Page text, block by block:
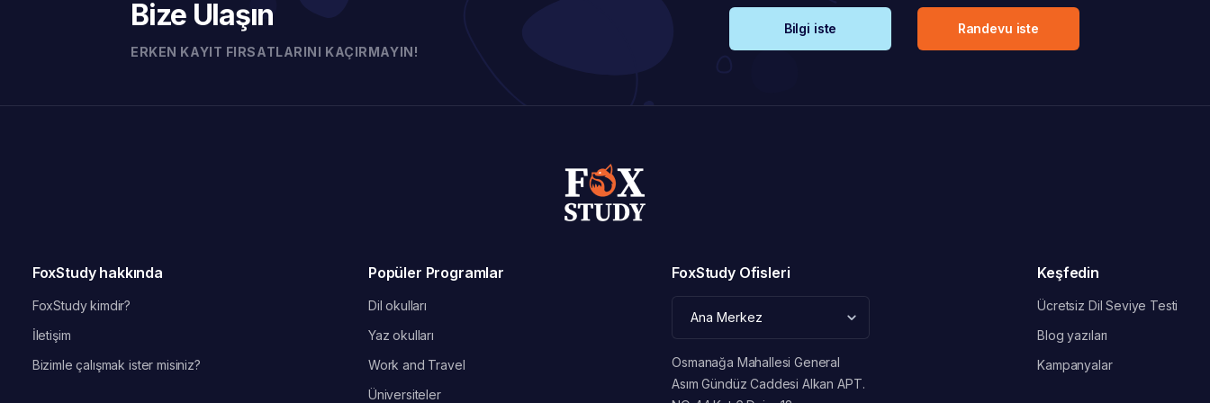
Sonuç olarak, BAE dil eğitimi için hem kaliteli hem de pratik bir alternatiftir.
, öğrencilerin ihtiyaçlarına göre farklı programlar sunar.
Bununla birlikte, tüm kurslar uluslararası müfredat standartlarına uygun şekilde düzenlenmiştir.
Yoğun İngilizce: Hızlı ilerleme isteyen öğrenciler için yoğunlaştırılmış program.
İş İngilizcesi:İş dünyasına yönelik kelime ve iletişim pratiği.
Bize Ulaşın
ERKEN KAYIT FIRSATLARINI KAÇIRMAYIN!
Bilgi iste Randevu iste
FoxStudy hakkında
FoxStudy kimdir?
İletişim
Bizimle çalışmak ister misiniz?
Popüler Programlar
Dil okulları
Yaz okulları
Work and Travel
Üniversiteler
FoxStudy Ofisleri
Osmanağa Mahallesi General
Asım Gündüz Caddesi Alkan APT.
Keşfedin
Ücretsiz Dil Seviye Testi
Blog yazıları
Kampanyalar